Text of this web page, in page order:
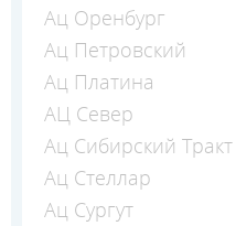
Ац Оренбург
Ац Петровский
Ац Платина
АЦ Север
Ац Сибирский Тракт
Ац Стеллар
Ац Сургут